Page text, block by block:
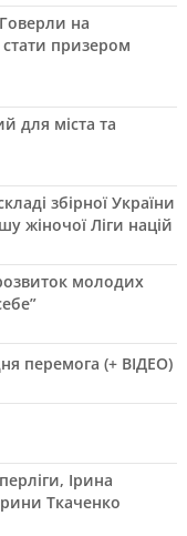
на
стати призером
для міста та
збірної України
жіночої Ліги націй
молодих
перемога (+ ВІДЕО)
Ірина
Ткаченко